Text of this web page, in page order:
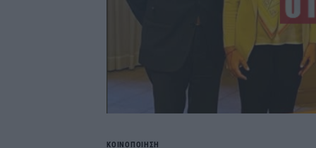
ΚΟΙΝΟΠΟΙΗΣΗ